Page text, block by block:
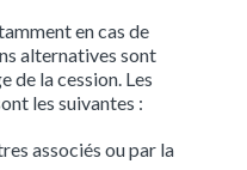
en cas de
alternatives sont
de la cession. Les
les suivantes :
associés ou par la